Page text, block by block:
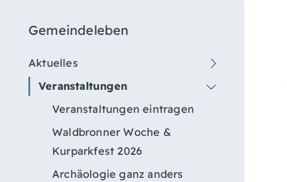
Gemeindeleben
Aktuelles
Veranstaltungen
Veranstaltungen eintragen
Waldbronner Woche &
Kurparkfest 2026
Archäologie ganz anders